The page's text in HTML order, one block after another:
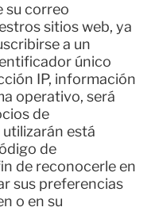
su correo
sitios web, ya
a un
único
IP, información
operativo, será
de
está
de
de reconocerle en
sus preferencias
o en su